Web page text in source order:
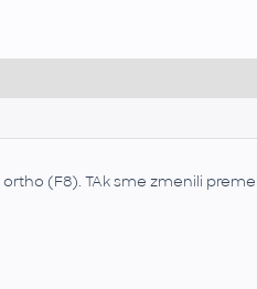
(F8). TAk sme zmenili